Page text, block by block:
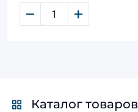
– +
Каталог товаров